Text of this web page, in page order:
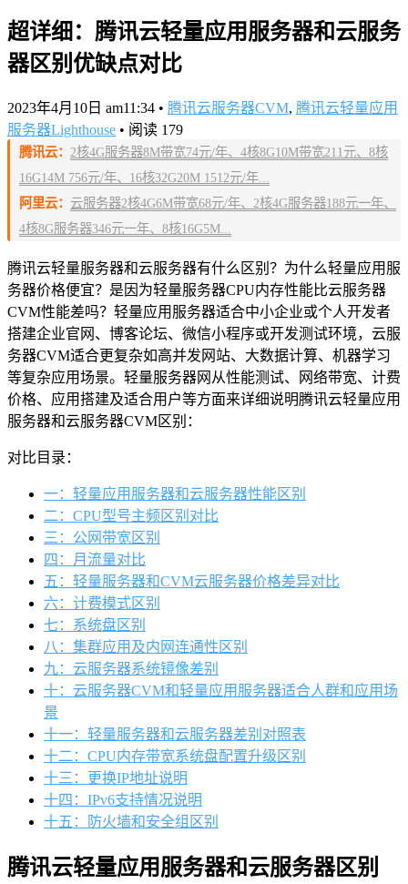
超详细：腾讯云轻量应用服务器和云服务
器区别优缺点对比
2023年4月10日 am11:34 • 腾讯云服务器CVM, 腾讯云轻量应用
服务器Lighthouse • 阅读 179
腾讯云： 2核4G服务器8M带宽74元/年、4核8G10M带宽211元、8核
16G14M 756元/年、16核32G20M 1512元/年...
阿里云： 云服务器2核4G6M带宽68元/年、2核4G服务器188元一年、
4核8G服务器346元一年、8核16G5M...
腾讯云轻量服务器和云服务器有什么区别？为什么轻量应用服
务器价格便宜？是因为轻量服务器CPU内存性能比云服务器
CVM性能差吗？轻量应用服务器适合中小企业或个人开发者
搭建企业官网、博客论坛、微信小程序或开发测试环境，云服
务器CVM适合更复杂如高并发网站、大数据计算、机器学习
等复杂应用场景。轻量服务器网从性能测试、网络带宽、计费
价格、应用搭建及适合用户等方面来详细说明腾讯云轻量应用
服务器和云服务器CVM区别：
对比目录：
一：轻量应用服务器和云服务器性能区别
二：CPU型号主频区别对比
三：公网带宽区别
四：月流量对比
五：轻量服务器和CVM云服务器价格差异对比
六：计费模式区别
七：系统盘区别
八：集群应用及内网连通性区别
九：云服务器系统镜像差别
十：云服务器CVM和轻量应用服务器适合人群和应用场
景
十一：轻量服务器和云服务器差别对照表
十二：CPU内存带宽系统盘配置升级区别
十三：更换IP地址说明
十四：IPv6支持情况说明
十五：防火墙和安全组区别
腾讯云轻量应用服务器和云服务器区别